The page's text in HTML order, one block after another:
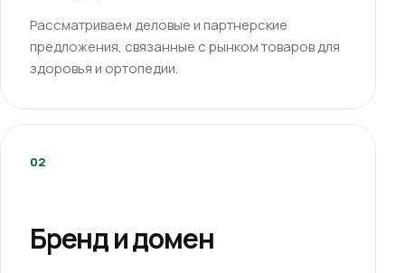
Рассматриваем деловые и партнерские
предложения, связанные с рынком товаров для
здоровья и ортопедии.
02
Бренд и домен